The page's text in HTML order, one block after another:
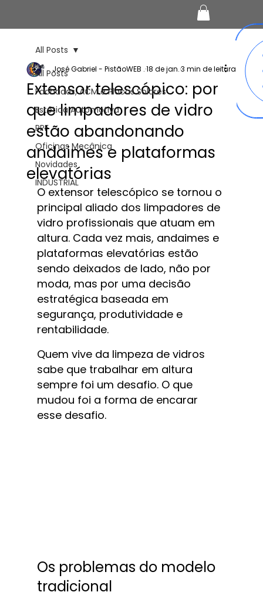
All Posts
Fachadas, ACM e Placas Solares
Estética Automotiva
PPF
Oficinas Mecânica
Novidades
INDUSTRIAL
All Posts
Extensor telescópico: por
que limpadores de vidro
estão abandonando
andaimes e plataformas
elevatórias
José Gabriel - PistãoWEB .18 de jan.3 min de leitura
O extensor telescópico se tornou o
principal aliado dos limpadores de
vidro profissionais que atuam em
altura. Cada vez mais, andaimes e
plataformas elevatórias estão
sendo deixados de lado, não por
moda, mas por uma decisão
estratégica baseada em
segurança, produtividade e
rentabilidade.
Quem vive da limpeza de vidros
sabe que trabalhar em altura
sempre foi um desafio. O que
mudou foi a forma de encarar
esse desafio.
Os problemas do modelo
tradicional